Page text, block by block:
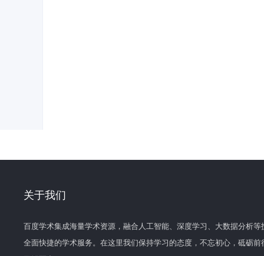
关于我们
百度学术集成海量学术资源，融合人工智能、深度学习、大数据分析
全面快捷的学术服务。在这里我们保持学习的态度，不忘初心，砥砺前